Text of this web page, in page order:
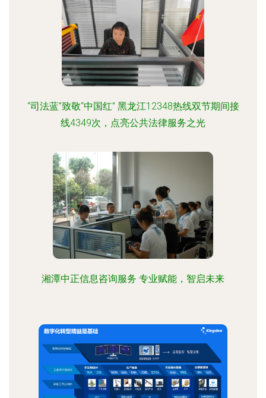
“司法蓝”致敬“中国红” 黑龙江12348热线双节期间接
线4349次，点亮公共法律服务之光
湘潭中正信息咨询服务 专业赋能，智启未来